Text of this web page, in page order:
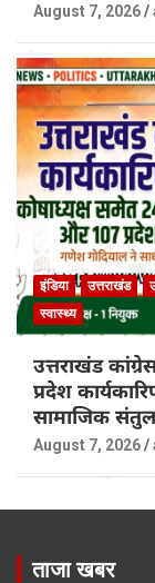
August 7, 2026
इंडिया उत्तराखंड
स्वास्थ्य
उत्तराखंड
प्रदेश
सामाजिक
August 7, 2026
ताजा खबर